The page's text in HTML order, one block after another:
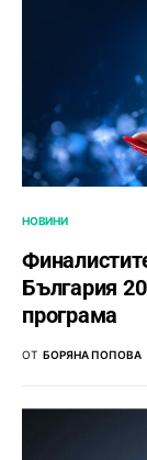
НОВИНИ
България
програма
ОТ БОРЯНА ПОПОВА